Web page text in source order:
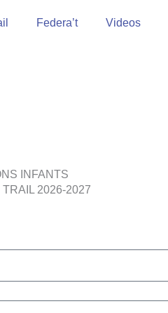
Federa’t Videos
INFANTS
TRAIL 2026-2027